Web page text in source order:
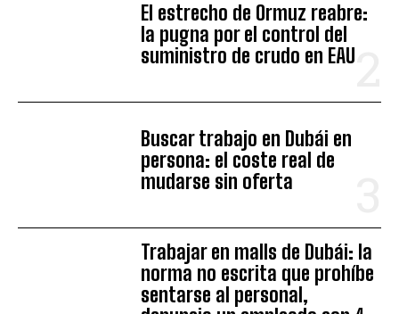
El estrecho de Ormuz reabre:
la pugna por el control del
suministro de crudo en EAU
Buscar trabajo en Dubái en
persona: el coste real de
mudarse sin oferta
Trabajar en malls de Dubái: la
norma no escrita que prohíbe
sentarse al personal,